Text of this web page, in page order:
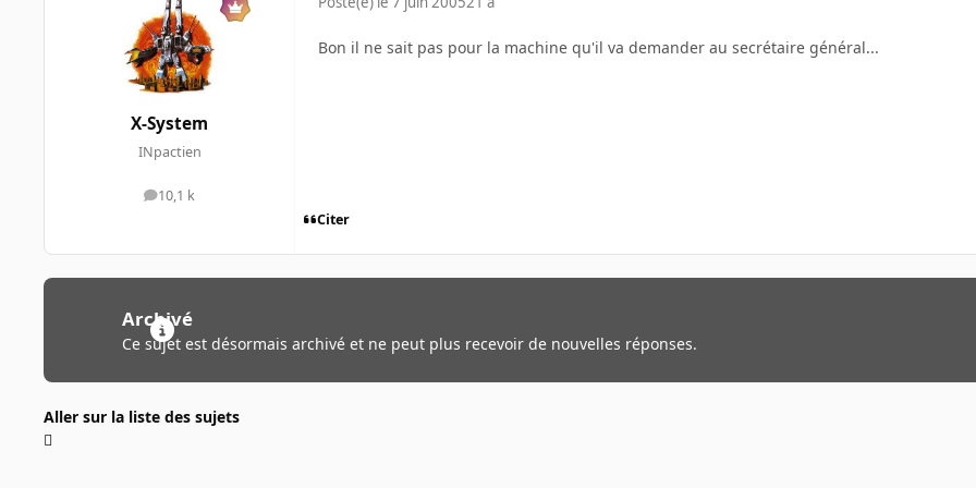
X-System
INpactien
10,1 k
messages
Bon il ne sait pas pour la machine qu'il va demander au secrétaire général...
Citer
Archivé
Ce sujet est désormais archivé et ne peut plus recevoir de nouvelles réponses.
Aller sur la liste des sujets